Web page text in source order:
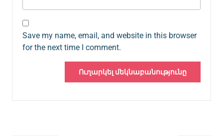
Save my name, email, and website in this browser
for the next time I comment.